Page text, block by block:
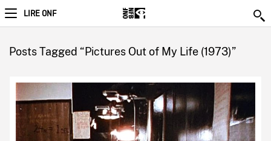
LIRE ONF
Posts Tagged “Pictures Out of My Life (1973)”